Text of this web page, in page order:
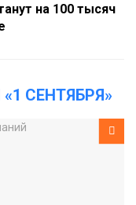
на 100 тысяч
СЕНТЯБРЯ»